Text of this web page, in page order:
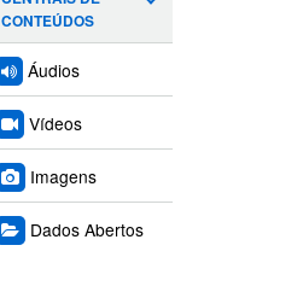
CONTEÚDOS
Áudios
Vídeos
Imagens
Dados Abertos